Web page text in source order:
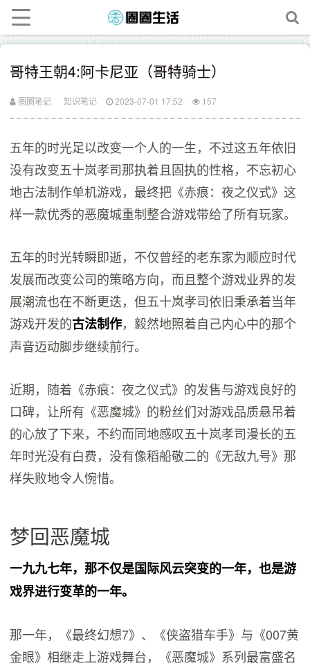
哥特王朝4:阿卡尼亚（哥特骑士）
圈圈笔记 知识笔记 2023-07-01 17:52 157
五年的时光足以改变一个人的一生，不过这五年依旧
没有改变五十岚孝司那执着且固执的性格，不忘初心
地古法制作单机游戏，最终把《赤痕：夜之仪式》这
样一款优秀的恶魔城重制整合游戏带给了所有玩家。
五年的时光转瞬即逝，不仅曾经的老东家为顺应时代
发展而改变公司的策略方向，而且整个游戏业界的发
展潮流也在不断更迭，但五十岚孝司依旧秉承着当年
游戏开发的古法制作，毅然地照着自己内心中的那个
声音迈动脚步继续前行。
近期，随着《赤痕：夜之仪式》的发售与游戏良好的
口碑，让所有《恶魔城》的粉丝们对游戏品质悬吊着
的心放了下来，不约而同地感叹五十岚孝司漫长的五
年时光没有白费，没有像稻船敬二的《无敌九号》那
样失败地令人惋惜。
梦回恶魔城
一九九七年，那不仅是国际风云突变的一年，也是游
戏界进行变革的一年。
那一年，《最终幻想7》、《侠盗猎车手》与《007黄
金眼》相继走上游戏舞台，《恶魔城》系列最富盛名